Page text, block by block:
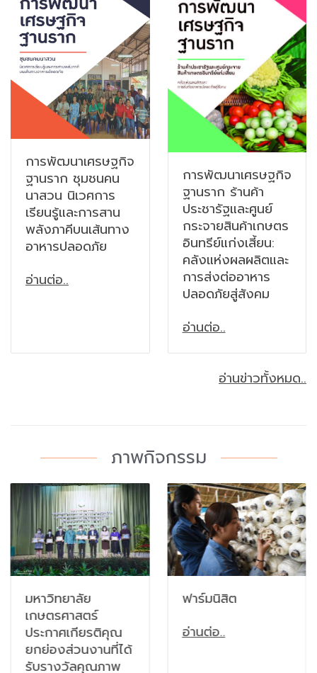
การพัฒนาเศรษฐกิจ
ฐานราก ชุมชนคน
นาสวน นิเวศการ
เรียนรู้และการสาน
พลังภาคีบนเส้นทาง
อาหารปลอดภัย
อ่านต่อ..
การพัฒนาเศรษฐกิจ
ฐานราก ร้านค้า
ประชารัฐและศูนย์
กระจายสินค้าเกษตร
อินทรีย์แก่งเสี้ยน:
คลังแห่งผลผลิตและ
การส่งต่ออาหาร
ปลอดภัยสู่สังคม
อ่านต่อ..
อ่านข่าวทั้งหมด..
ภาพกิจกรรม
มหาวิทยาลัย
เกษตรศาสตร์
ประกาศเกียรติคุณ
ยกย่องส่วนงานที่ได้
รับรางวัลคุณภาพ
ฟาร์มนิสิต
อ่านต่อ..